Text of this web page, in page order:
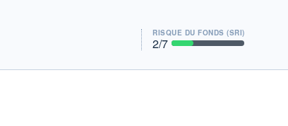
RISQUE DU FONDS (SRI)
2/7